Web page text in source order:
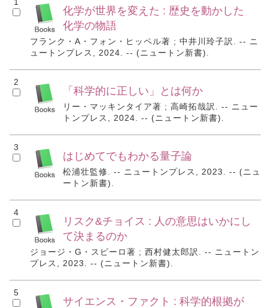
化学が世界を変えた : 歴史を動かした
化学の物語
フランク・A・フォン・ヒッペル著 ; 中井川玲子訳. -- ニ
ュートンプレス, 2024. -- (ニュートン新書).
2
「科学的に正しい」とは何か
リー・マッキンタイア著 ; 高崎拓哉訳. -- ニュー
トンプレス, 2024. -- (ニュートン新書).
3
はじめてでもわかる量子論
松浦壮監修. -- ニュートンプレス, 2023. -- (ニュ
ートン新書).
4
リスク&チョイス : 人の意思はいかにし
て決まるのか
ジョージ・G・スピーロ著 ; 西村健太郎訳. -- ニュートン
プレス, 2023. -- (ニュートン新書).
5
サイエンス・ファクト : 科学的根拠が